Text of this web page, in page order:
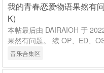
我的青春恋爱物语果然有
K)
本帖最后由 DAIRAIOH 于
果然有问题。 续 OP、ED、
音乐合集区